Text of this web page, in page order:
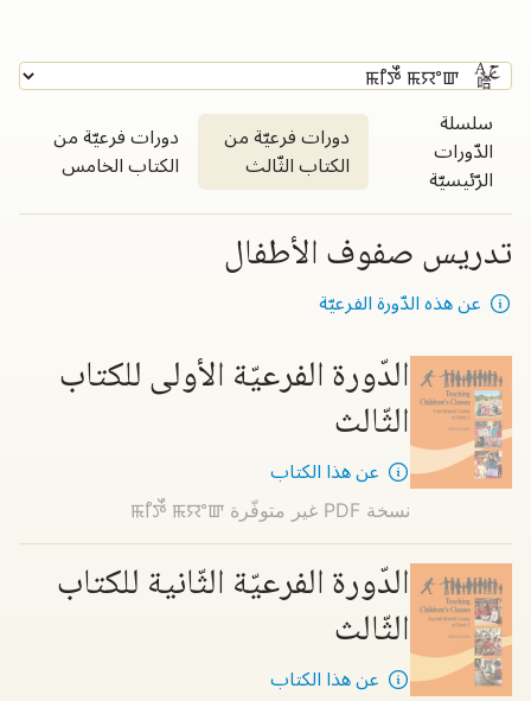
سلسلة
الدّورات
الرّئيسيّة
دورات فرعيّة من
الكتاب الثّالث
دورات فرعيّة من
الكتاب الخامس
تدريس صفوف الأطفال
عن هذه الدّورة الفرعيّة
الدّورة الفرعيّة الأولى للكتاب
الثّالث
عن هذا الكتاب
نسخة PDF غير متوفّرة ꯃꯤꯇꯩ ꯃꯌꯦꯛ
الدّورة الفرعيّة الثّانية للكتاب
الثّالث
عن هذا الكتاب